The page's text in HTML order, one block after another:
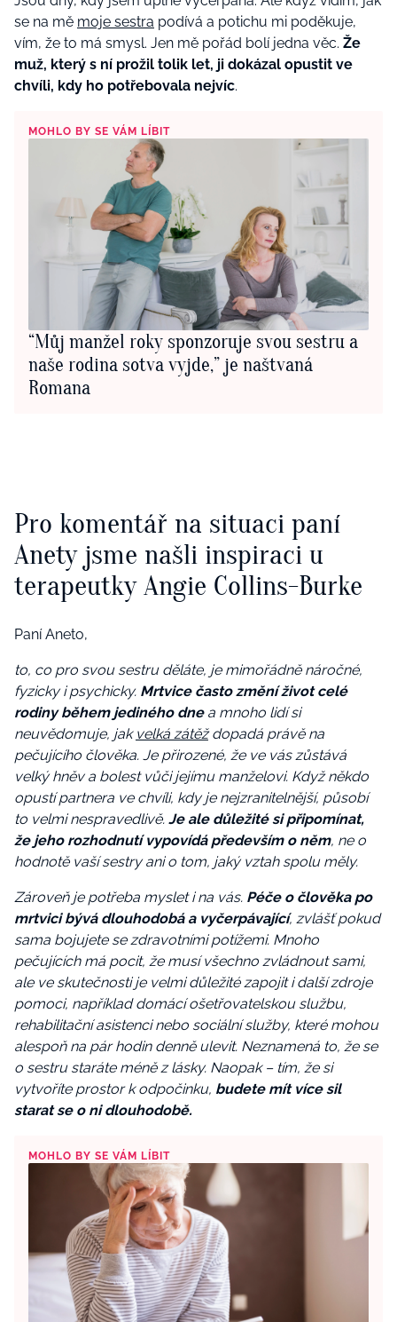
se na mě moje sestra podívá a potichu mi poděkuje,
vím, že to má smysl. Jen mě pořád bolí jedna věc. Že
muž, který s ní prožil tolik let, ji dokázal opustit ve
chvíli, kdy ho potřebovala nejvíc.
MOHLO BY SE VÁM LÍBIT
“Můj manžel roky sponzoruje svou sestru a
naše rodina sotva vyjde,” je naštvaná
Romana
Pro komentář na situaci paní
Anety jsme našli inspiraci u
terapeutky Angie Collins-Burke
Paní Aneto,
to, co pro svou sestru děláte, je mimořádně náročné,
fyzicky i psychicky. Mrtvice často změní život celé
rodiny během jediného dnea mnoho lidí si
neuvědomuje, jak velká zátěždopadá právě na
pečujícího člověka. Je přirozené, že ve vás zůstává
velký hněv a bolest vůči jejímu manželovi. Když někdo
opustí partnera ve chvíli, kdy je nejzranitelnější, působí
to velmi nespravedlivě. Je ale důležité si připomínat,
že jeho rozhodnutí vypovídá především o něm, ne o
hodnotě vaší sestry ani o tom, jaký vztah spolu měly.
Zároveň je potřeba myslet i na vás. Péče o člověka po
mrtvici bývá dlouhodobá a vyčerpávající, zvlášť pokud
sama bojujete se zdravotními potížemi. Mnoho
pečujících má pocit, že musí všechno zvládnout sami,
ale ve skutečnosti je velmi důležité zapojit i další zdroje
pomoci, například domácí ošetřovatelskou službu,
rehabilitační asistenci nebo sociální služby, které mohou
alespoň na pár hodin denně ulevit. Neznamená to, že se
o sestru staráte méně z lásky. Naopak – tím, že si
vytvoříte prostor k odpočinku, budete mít více sil
starat se o ni dlouhodobě.
MOHLO BY SE VÁM LÍBIT